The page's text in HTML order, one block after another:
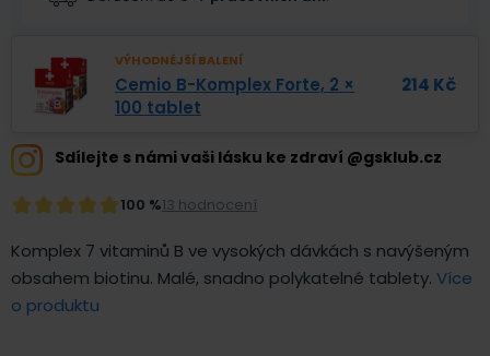
VÝHODNĚJŠÍ BALENÍ
Cemio B-Komplex Forte, 2 ×
100 tablet
214 Kč
Sdílejte s námi vaši lásku ke zdraví @gsklub.cz
100 %13 hodnocení
Komplex 7 vitaminů B ve vysokých dávkách s navýšeným
obsahem biotinu. Malé, snadno polykatelné tablety. Více
o produktu